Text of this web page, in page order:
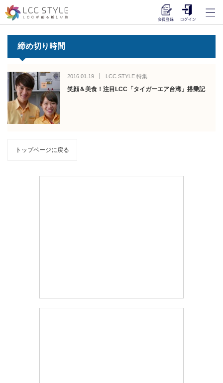
締め切り時間
2016.01.19 LCC STYLE 特集
笑顔＆美食！注目LCC「タイガーエア台湾」搭乗記
トップページに戻る